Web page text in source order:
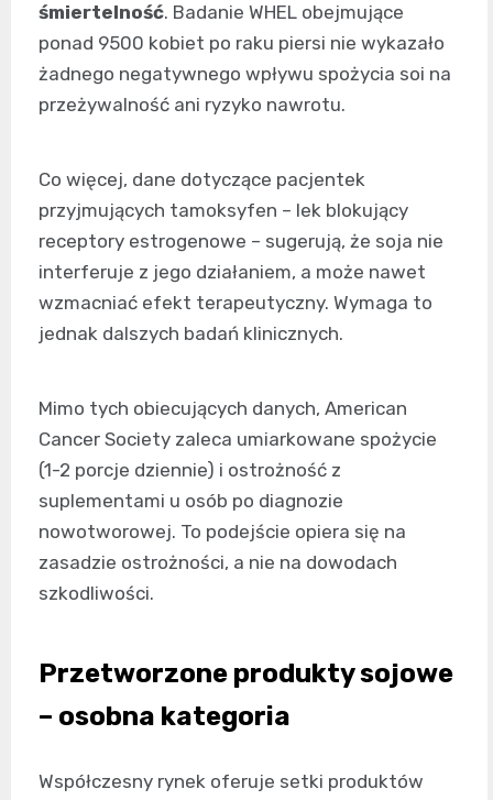
śmiertelność. Badanie WHEL obejmujące
ponad 9500 kobiet po raku piersi nie wykazało
żadnego negatywnego wpływu spożycia soi na
przeżywalność ani ryzyko nawrotu.
Co więcej, dane dotyczące pacjentek
przyjmujących tamoksyfen – lek blokujący
receptory estrogenowe – sugerują, że soja nie
interferuje z jego działaniem, a może nawet
wzmacniać efekt terapeutyczny. Wymaga to
jednak dalszych badań klinicznych.
Mimo tych obiecujących danych, American
Cancer Society zaleca umiarkowane spożycie
(1-2 porcje dziennie) i ostrożność z
suplementami u osób po diagnozie
nowotworowej. To podejście opiera się na
zasadzie ostrożności, a nie na dowodach
szkodliwości.
Przetworzone produkty sojowe
– osobna kategoria
Współczesny rynek oferuje setki produktów